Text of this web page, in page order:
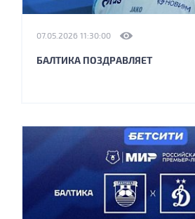
07.05.2026 11:30:00
БАЛТИКА ПОЗДРАВЛЯЕТ